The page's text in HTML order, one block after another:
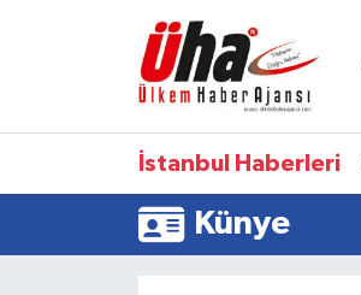
İstanbul Haberleri
Künye
İstanbul Nöbetçi Eczaneler
İstanbul Hava Durumu
İstanbul Namaz Vakitleri